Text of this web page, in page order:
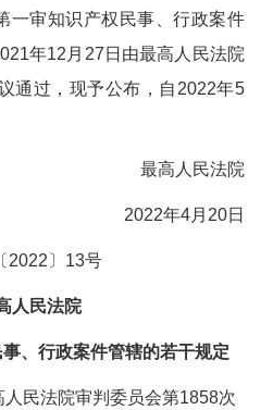
审知识产权民事、行政案件
年12月27日由最高人民法院
通过，现予公布，自2022年5
最高人民法院
2022年4月20日
2022〕13号
人民法院
、行政案件管辖的若干规定
人民法院审判委员会第1858次